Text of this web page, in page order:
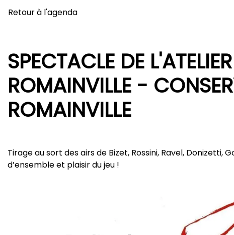
Retour à l'agenda
SPECTACLE DE
ROMAINVILLE -
ROMAINVILLE
Tirage au sort des airs de Bizet, Rossini, Ravel,
d’ensemble et plaisir du jeu !